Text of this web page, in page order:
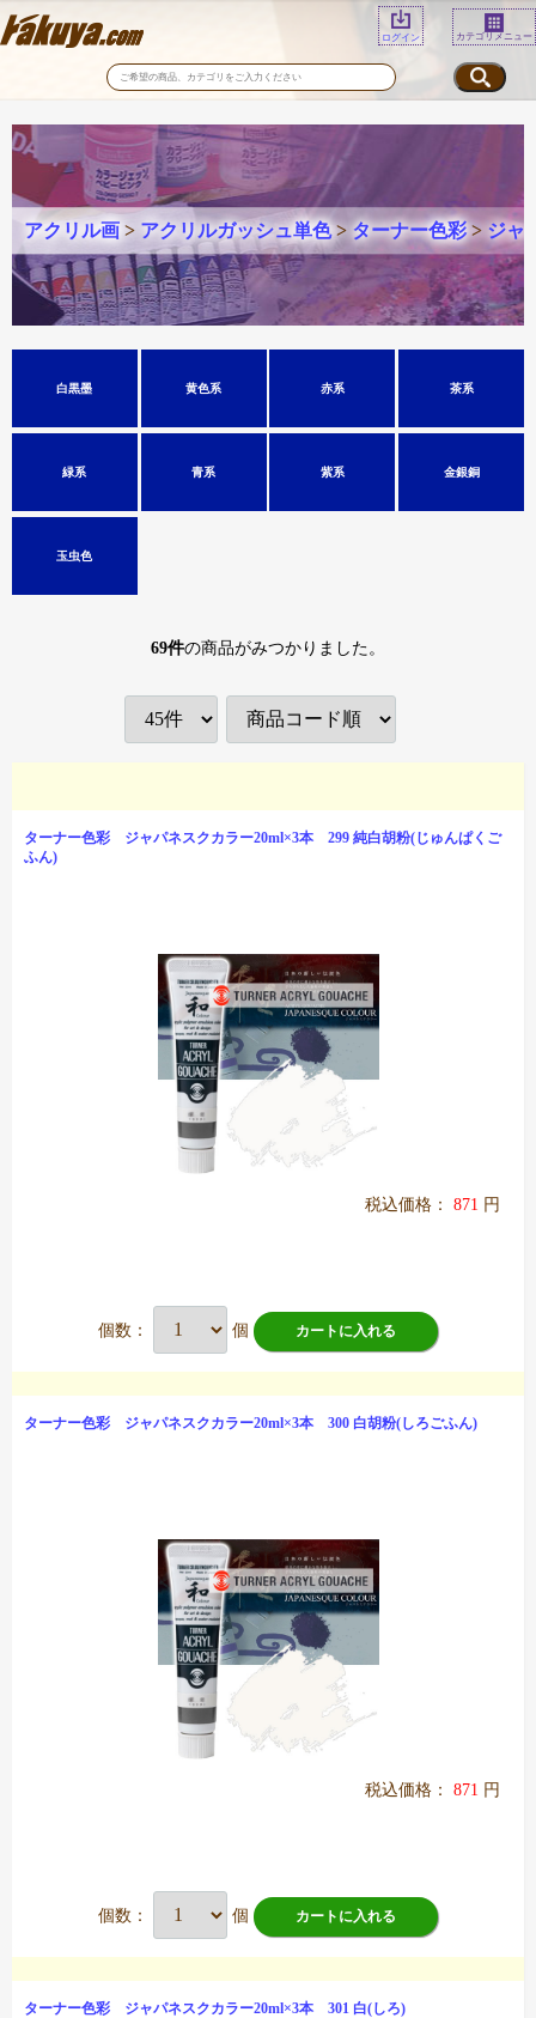
ログイン カテゴリメニュー
アクリル画 > アクリルガッシュ単色> ターナー色彩 > ジャ
白黒墨 黄色系 赤系 茶系
緑系 青系 紫系 金銀銅
玉虫色
69件の商品がみつかりました。
ターナー色彩 ジャパネスクカラー20ml×3本 299 純白胡粉(じゅんぱくご
ふん)
税込価格： 871 円
個数： 個 カートに入れる
ターナー色彩 ジャパネスクカラー20ml×3本 300 白胡粉(しろごふん)
税込価格： 871 円
個数： 個 カートに入れる
ターナー色彩 ジャパネスクカラー20ml×3本 301 白(しろ)